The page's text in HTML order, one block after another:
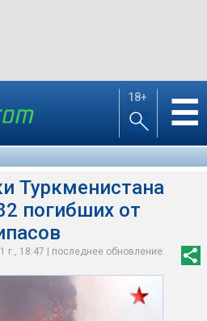
18+ ☰
Туркменистана
погибших от
г., 18:47 | последнее обновление: